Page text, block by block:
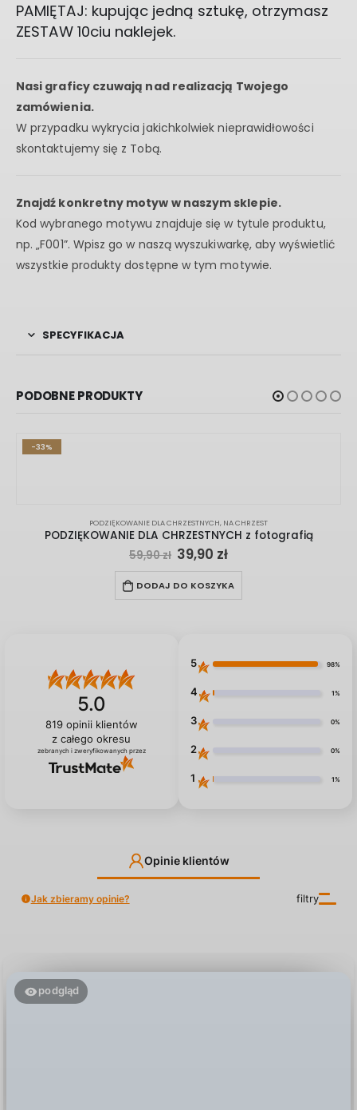
PAMIĘTAJ: kupując jedną sztukę, otrzymasz
ZESTAW 10ciu naklejek.
Nasi graficy czuwają nad realizacją Twojego
zamówienia.
W przypadku wykrycia jakichkolwiek nieprawidłowości
skontaktujemy się z Tobą.
Znajdź konkretny motyw w naszym sklepie.
Kod wybranego motywu znajduje się w tytule produktu,
np. „F001”. Wpisz go w naszą wyszukiwarkę, aby wyświetlić
wszystkie produkty dostępne w tym motywie.
SPECYFIKACJA
PODOBNE PRODUKTY
-33%
PODZIĘKOWANIE DLA CHRZESTNYCH, NA CHRZEST
PODZIĘKOWANIE DLA CHRZESTNYCH z fotografią
59,90zł Original
price
was:
59,90 zł.
39,90 złCurrent
price
is:
39,90 zł.
DODAJ DO KOSZYKA
5.0
819opinii klientów
z całego okresu
zebranych i zweryfikowanych przez
5 98%
4 1%
3 0%
2 0%
1 1%
Opinie klientów
filtry
Jak zbieramy opinie?
podgląd